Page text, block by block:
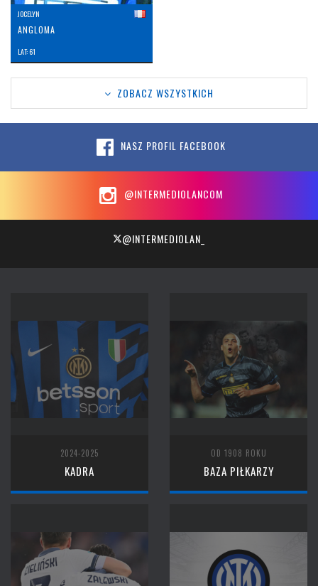
JOCELYN
ANGLOMA
LAT: 61
ZOBACZ WSZYSTKICH
NASZ PROFIL FACEBOOK
@INTERMEDIOLANCOM
@INTERMEDIOLAN_
2024-2025
KADRA
OD 1908 ROKU
BAZA PIŁKARZY